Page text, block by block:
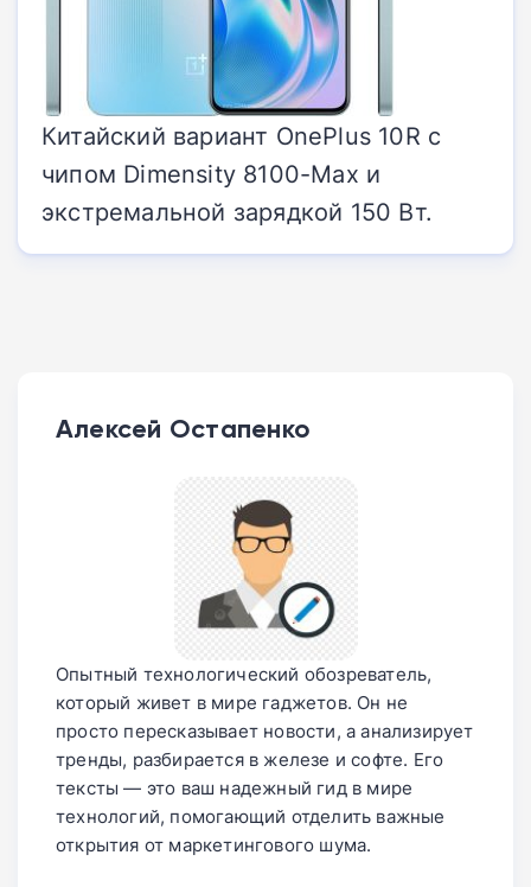
Китайский вариант OnePlus 10R с
чипом Dimensity 8100-Max и
экстремальной зарядкой 150 Вт.
Алексей Остапенко
Опытный технологический обозреватель,
который живет в мире гаджетов. Он не
просто пересказывает новости, а анализирует
тренды, разбирается в железе и софте. Его
тексты — это ваш надежный гид в мире
технологий, помогающий отделить важные
открытия от маркетингового шума.